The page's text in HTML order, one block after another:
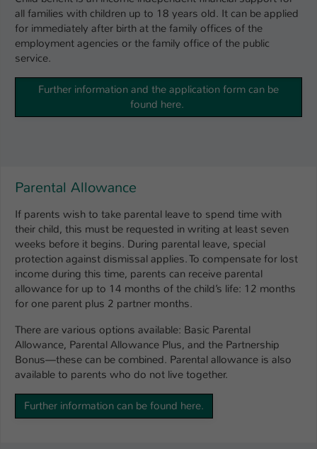
all families with children up to 18 years old. It can be applied
for immediately after birth at the family offices of the
employment agencies or the family office of the public
service.
Further information and the application form can be
found here.
Parental Allowance
If parents wish to take parental leave to spend time with
their child, this must be requested in writing at least seven
weeks before it begins. During parental leave, special
protection against dismissal applies. To compensate for lost
income during this time, parents can receive parental
allowance for up to 14 months of the child’s life: 12 months
for one parent plus 2 partner months.
There are various options available: Basic Parental
Allowance, Parental Allowance Plus, and the Partnership
Bonus—these can be combined. Parental allowance is also
available to parents who do not live together.
Further information can be found here.
Zweck
Einstellungen. Unter anderem eine zufällig
generierte ID, für die historische
Speicherung Ihrer vorgenommen
Einstellungen, falls der Webseiten-
fe_typo_user / PHPSESSID
Zweck
Cookie von TYPO3. Es speichert im Fall
eines Intranet-Logins die Session-ID. So
kann der eingeloggte Benutzer
wiedererkannt werden und es wird ihm
Zugang zu geschützten Bereichen
gewährt.
Name be_typo_user
Anbieter TYPO3
Laufzeit 1 Tag